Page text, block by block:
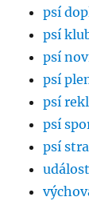
psí
psí
psí
psí
psí
psí
psí